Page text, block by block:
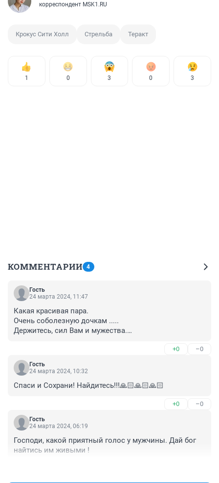
корреспондент MSK1.RU
Крокус Сити Холл Стрельба Теракт
1 0 3 0 3
КОММЕНТАРИИ 4
Гость
24 марта 2024, 11:47
Какая красивая пара.
Очень соболезную дочкам .....
Держитесь, сил Вам и мужества.
+0 –0
Гость
24 марта 2024, 10:32
Спаси и Сохрани! Найдитесь!!!🙏🏻🙏🏻🙏🏻
+0 –0
Гость
24 марта 2024, 06:19
Господи, какой приятный голос у мужчины. Дай бог
найтись им живыми !